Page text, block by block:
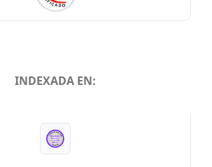
INDEXADA EN: